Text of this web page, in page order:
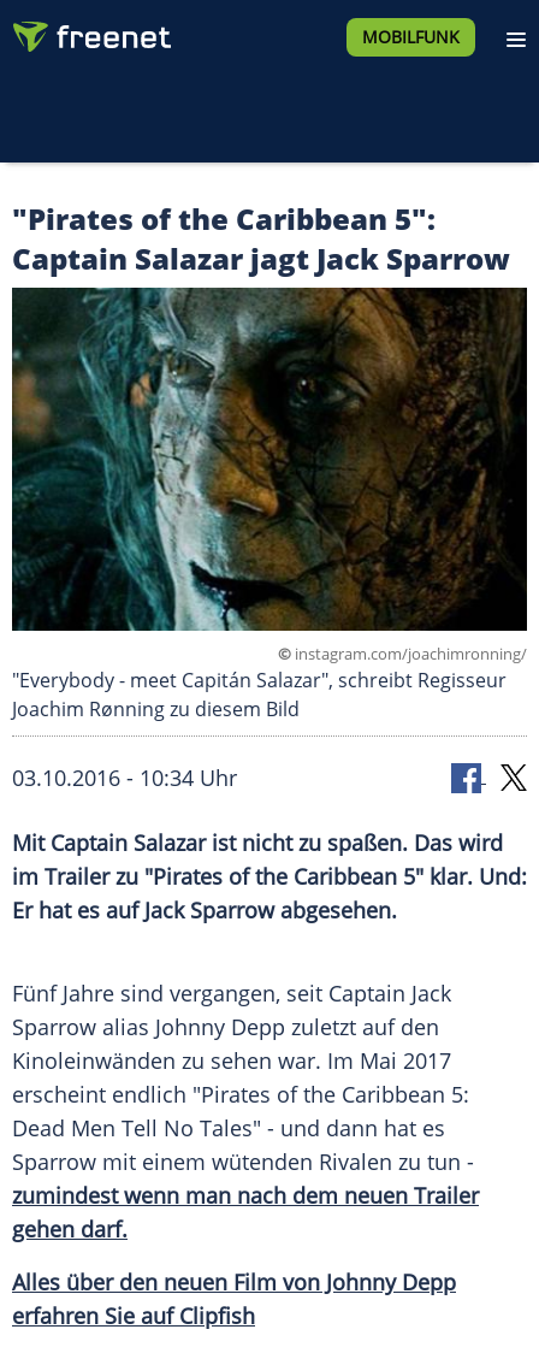
MOBILFUNK
"Pirates of the Caribbean 5":
Captain Salazar jagt Jack Sparrow
© instagram.com/joachimronning/
"Everybody - meet Capitán Salazar", schreibt Regisseur
Joachim Rønning zu diesem Bild
03.10.2016 - 10:34 Uhr
Mit Captain Salazar ist nicht zu spaßen. Das wird
im Trailer zu "Pirates of the Caribbean 5" klar. Und:
Er hat es auf Jack Sparrow abgesehen.
Fünf Jahre sind vergangen, seit Captain Jack
Sparrow alias Johnny Depp zuletzt auf den
Kinoleinwänden zu sehen war. Im Mai 2017
erscheint endlich "Pirates of the Caribbean 5:
Dead Men Tell No Tales" - und dann hat es
Sparrow mit einem wütenden Rivalen zu tun -
zumindest wenn man nach dem neuen Trailer
gehen darf.
Alles über den neuen Film von Johnny Depp
erfahren Sie auf Clipfish